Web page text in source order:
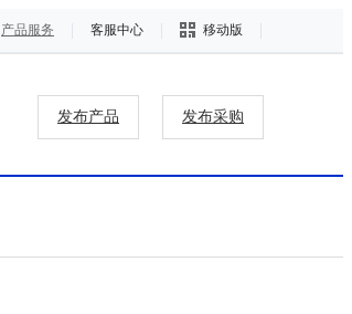
产品服务 客服中心 移动版
发布产品 发布采购